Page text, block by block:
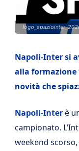
Napoli-Inter si
alla formazione
novità che
Napoli-Interè
campionato.
weekend